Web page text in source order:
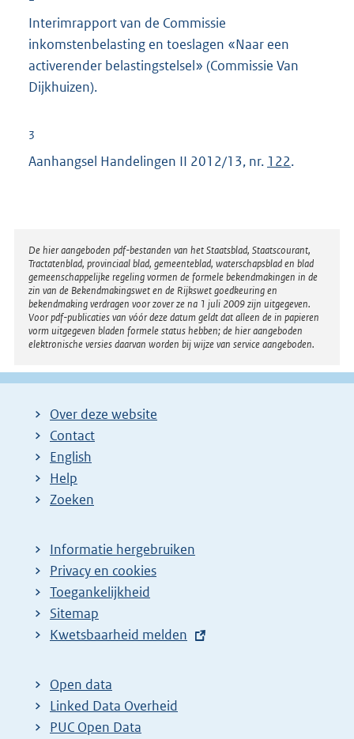
e
l
:
Interimrapport van de Commissie
inkomstenbelasting en toeslagen «Naar een
activerender belastingstelsel» (Commissie Van
Dijkhuizen).
3
Aanhangsel Handelingen II 2012/13, nr. 122.
Disclaimer
De hier aangeboden pdf-bestanden van het Staatsblad, Staatscourant,
Tractatenblad, provinciaal blad, gemeenteblad, waterschapsblad en blad
gemeenschappelijke regeling vormen de formele bekendmakingen in de
zin van de Bekendmakingswet en de Rijkswet goedkeuring en
bekendmaking verdragen voor zover ze na 1 juli 2009 zijn uitgegeven.
Voor pdf-publicaties van vóór deze datum geldt dat alleen de in papieren
vorm uitgegeven bladen formele status hebben; de hier aangeboden
elektronische versies daarvan worden bij wijze van service aangeboden.
Over deze website
Contact
English
Help
Zoeken
Informatie hergebruiken
Privacy en cookies
Toegankelijkheid
Sitemap
E
t
e
r
Kwetsbaarheid melden
Open data
Linked Data Overheid
PUC Open Data